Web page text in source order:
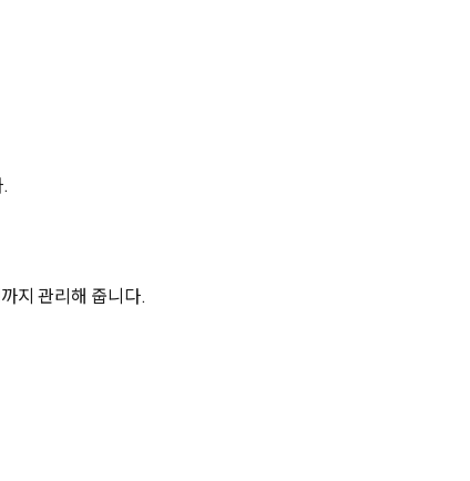
지 관리해 줍니다.